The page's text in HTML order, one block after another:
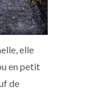
elle
en petit
de